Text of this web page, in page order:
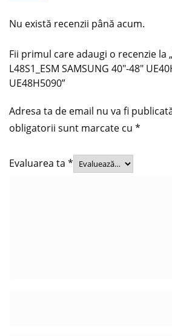
Nu există recenzii până acum.
Fii primul care adaugi o recenzie la
L48S1_ESM SAMSUNG 40″-48″
UE48H5090”
Adresa ta de email nu va fi
obligatorii sunt marcate cu *
Evaluarea ta *